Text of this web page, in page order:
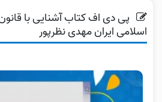
پی دی اف کتاب آشنایی با
اسلامی ایران مهدی نظرپور